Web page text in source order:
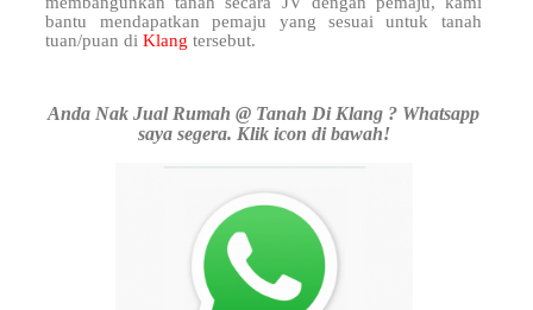
bantu mendapatkan pemaju yang sesuai untuk tanah
tuan/puan diKlangtersebut.
Anda Nak Jual Rumah @ Tanah Di Klang ? Whatsapp
saya segera. Klik icon di bawah!